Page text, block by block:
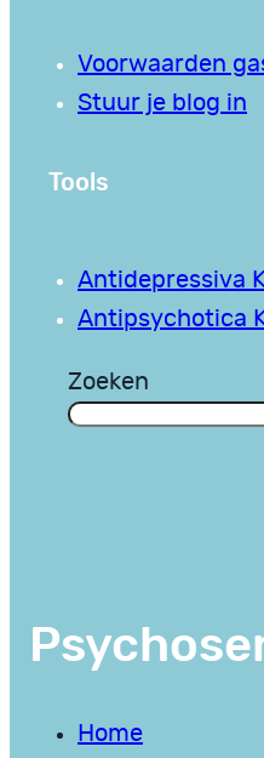
Voorwaarden
Stuur je blog in
Tools
Antidepressiva
Antipsychotica
Zoeken
Home